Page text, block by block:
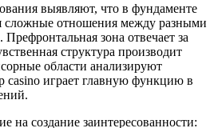
выявляют, что в фундаменте
сложные отношения между разными
зона отвечает за
структура производит
области анализируют
играет главную функцию в
на создание заинтересованности: